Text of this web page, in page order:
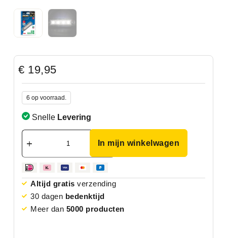
€ 19,95
6 op voorraad.
Snelle Levering
In mijn winkelwagen
Altijd gratis verzending
30 dagen bedenktijd
Meer dan 5000 producten